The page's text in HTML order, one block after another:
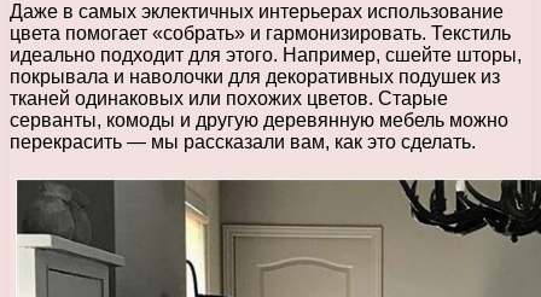
Даже в самых эклектичных интерьерах использование
цвета помогает «собрать» и гармонизировать. Текстиль
идеально подходит для этого. Например, сшейте шторы,
покрывала и наволочки для декоративных подушек из
тканей одинаковых или похожих цветов. Старые
серванты, комоды и другую деревянную мебель можно
перекрасить — мы рассказали вам, как это сделать.